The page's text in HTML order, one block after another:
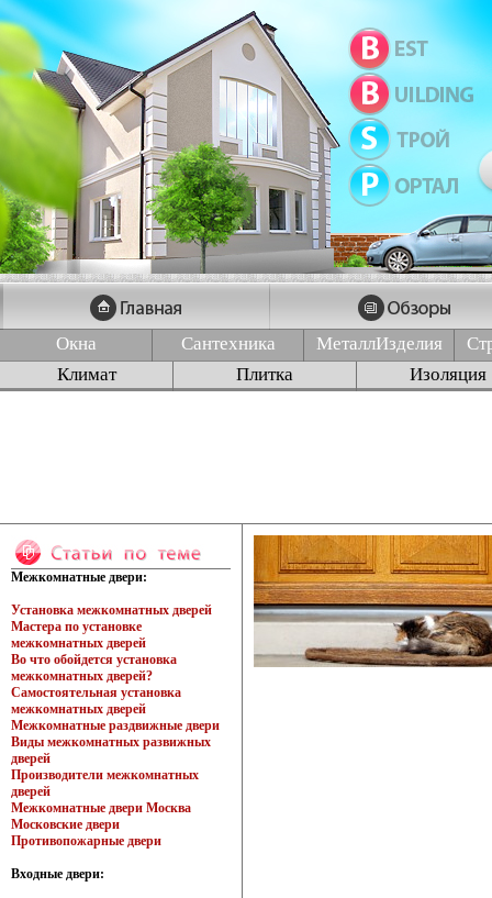
Окна Сантехника МеталлИзделия
Климат
Плитка Изоляция
Межкомнатные двери:
Установка межкомнатных дверей
Мастера по установке
межкомнатных дверей
Во что обойдется установка
межкомнатных дверей?
Самостоятельная установка
межкомнатных дверей
Межкомнатные раздвижные двери
Виды межкомнатных развижных
дверей
Производители межкомнатных
дверей
Межкомнатные двери Москва
Московские двери
Противопожарные двери
Входные двери: